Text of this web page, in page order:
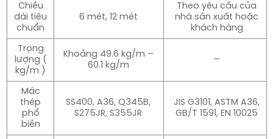
Chiều
dài tiêu
chuẩn
6 mét, 12 mét
Theo yêu cầu của
nhà sản xuất hoặc
khách hàng
Trọng
lượng (
kg/m )
Khoảng 49.6 kg/m –
60.1 kg/m
–
Mác
thép
phổ
biến
SS400, A36, Q345B,
S275JR, S355JR
JIS G3101, ASTM A36,
GB/T 1591, EN 10025